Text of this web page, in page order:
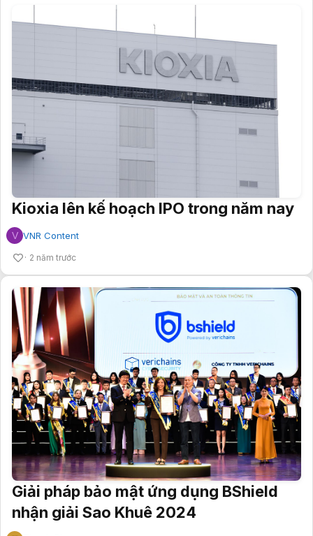
Kioxia lên kế hoạch IPO trong năm nay
V VNR Content
2 năm trước
Giải pháp bảo mật ứng dụng BShield
nhận giải Sao Khuê 2024